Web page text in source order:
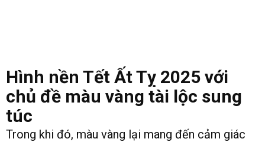
Hình nền Tết Ất Tỵ 2025 với
chủ đề màu vàng tài lộc sung
túc
Trong khi đó, màu vàng lại mang đến cảm giác